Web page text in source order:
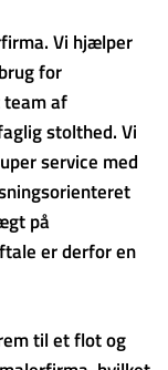
Vi hjælper
for
team af
stolthed. Vi
service med
på
er derfor en
til et flot og